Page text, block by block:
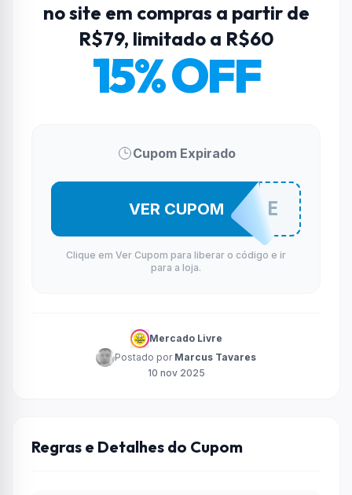
no site em compras a partir de
R$79, limitado a R$60
15% OFF
Cupom Expirado
APROVEITAHOJE
VER CUPOM
Clique em Ver Cupom para liberar o código e ir
para a loja.
Mercado Livre
Postado por Marcus Tavares
10 nov 2025
Regras e Detalhes do Cupom